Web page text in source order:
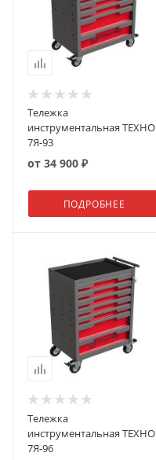
Тележка
инструментальная ТЕХНО
7Я-93
от 34 900 ₽
ПОДРОБНЕЕ
Тележка
инструментальная ТЕХНО
7Я-96